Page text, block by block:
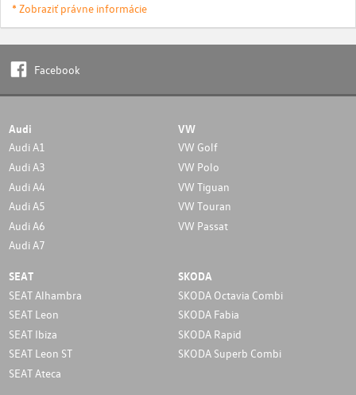
* Zobraziť právne informácie
Facebook
Audi
Audi A1
Audi A3
Audi A4
Audi A5
Audi A6
Audi A7
VW
VW Golf
VW Polo
VW Tiguan
VW Touran
VW Passat
SEAT
SEAT Alhambra
SEAT Leon
SEAT Ibiza
SEAT Leon ST
SEAT Ateca
SKODA
SKODA Octavia Combi
SKODA Fabia
SKODA Rapid
SKODA Superb Combi